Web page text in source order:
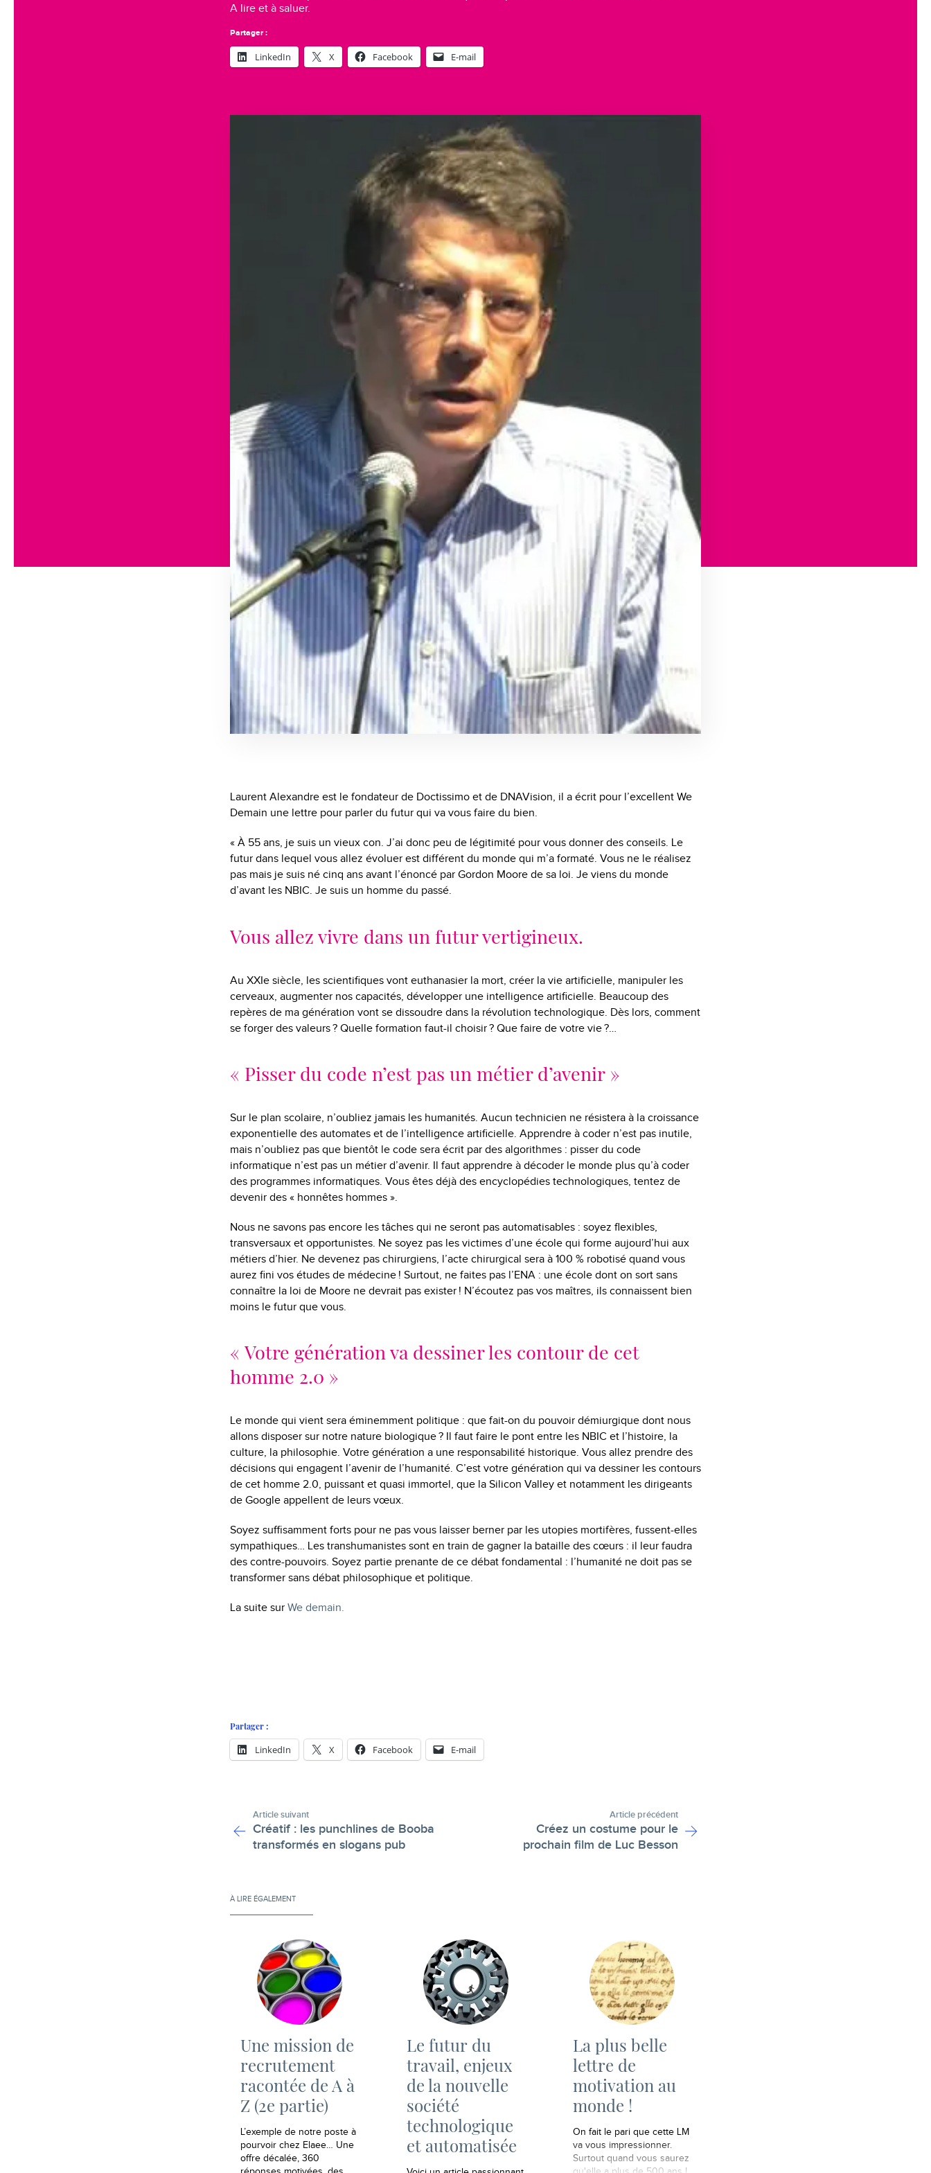
A lire et à saluer.
Partager :
LinkedIn X Facebook E-mail
Laurent Alexandre est le fondateur de Doctissimo et de DNAVision, il a écrit pour l’excellent We
Demain une lettre pour parler du futur qui va vous faire du bien.
« À 55 ans, je suis un vieux con. J’ai donc peu de légitimité pour vous donner des conseils. Le
futur dans lequel vous allez évoluer est différent du monde qui m’a formaté. Vous ne le réalisez
pas mais je suis né cinq ans avant l’énoncé par Gordon Moore de sa loi. Je viens du monde
d’avant les NBIC. Je suis un homme du passé.
Vous allez vivre dans un futur vertigineux.
Au XXIe siècle, les scientifiques vont euthanasier la mort, créer la vie artificielle, manipuler les
cerveaux, augmenter nos capacités, développer une intelligence artificielle. Beaucoup des
repères de ma génération vont se dissoudre dans la révolution technologique. Dès lors, comment
se forger des valeurs ? Quelle formation faut-il choisir ? Que faire de votre vie ?…
« Pisser du code n’est pas un métier d’avenir »
Sur le plan scolaire, n’oubliez jamais les humanités. Aucun technicien ne résistera à la croissance
exponentielle des automates et de l’intelligence artificielle. Apprendre à coder n’est pas inutile,
mais n’oubliez pas que bientôt le code sera écrit par des algorithmes : pisser du code
informatique n’est pas un métier d’avenir. Il faut apprendre à décoder le monde plus qu’à coder
des programmes informatiques. Vous êtes déjà des encyclopédies technologiques, tentez de
devenir des « honnêtes hommes ».
Nous ne savons pas encore les tâches qui ne seront pas automatisables : soyez flexibles,
transversaux et opportunistes. Ne soyez pas les victimes d’une école qui forme aujourd’hui aux
métiers d’hier. Ne devenez pas chirurgiens, l’acte chirurgical sera à 100 % robotisé quand vous
aurez fini vos études de médecine ! Surtout, ne faites pas l’ENA : une école dont on sort sans
connaître la loi de Moore ne devrait pas exister ! N’écoutez pas vos maîtres, ils connaissent bien
moins le futur que vous.
« Votre génération va dessiner les contour de cet
homme 2.0 »
Le monde qui vient sera éminemment politique : que fait-on du pouvoir démiurgique dont nous
allons disposer sur notre nature biologique ? Il faut faire le pont entre les NBIC et l’histoire, la
culture, la philosophie. Votre génération a une responsabilité historique. Vous allez prendre des
décisions qui engagent l’avenir de l’humanité. C’est votre génération qui va dessiner les contours
de cet homme 2.0, puissant et quasi immortel, que la Silicon Valley et notamment les dirigeants
de Google appellent de leurs vœux.
Soyez suffisamment forts pour ne pas vous laisser berner par les utopies mortifères, fussent-elles
sympathiques… Les transhumanistes sont en train de gagner la bataille des cœurs : il leur faudra
des contre-pouvoirs. Soyez partie prenante de ce débat fondamental : l’humanité ne doit pas se
transformer sans débat philosophique et politique.
La suite sur We demain.
Partager :
LinkedIn X Facebook E-mail
Article suivant
Créatif : les punchlines de Booba
transformés en slogans pub
Article précédent
Créez un costume pour le
prochain film de Luc Besson
À LIRE ÉGALEMENT
Une mission de
recrutement
racontée de A à
Z (2e partie)
L’exemple de notre poste à
pourvoir chez Elaee… Une
offre décalée, 360
Le futur du
travail, enjeux
de la nouvelle
société
technologique
et automatisée
La plus belle
lettre de
motivation au
monde !
On fait le pari que cette LM
va vous impressionner.
Surtout quand vous saurez